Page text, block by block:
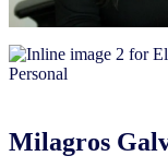
Milagros